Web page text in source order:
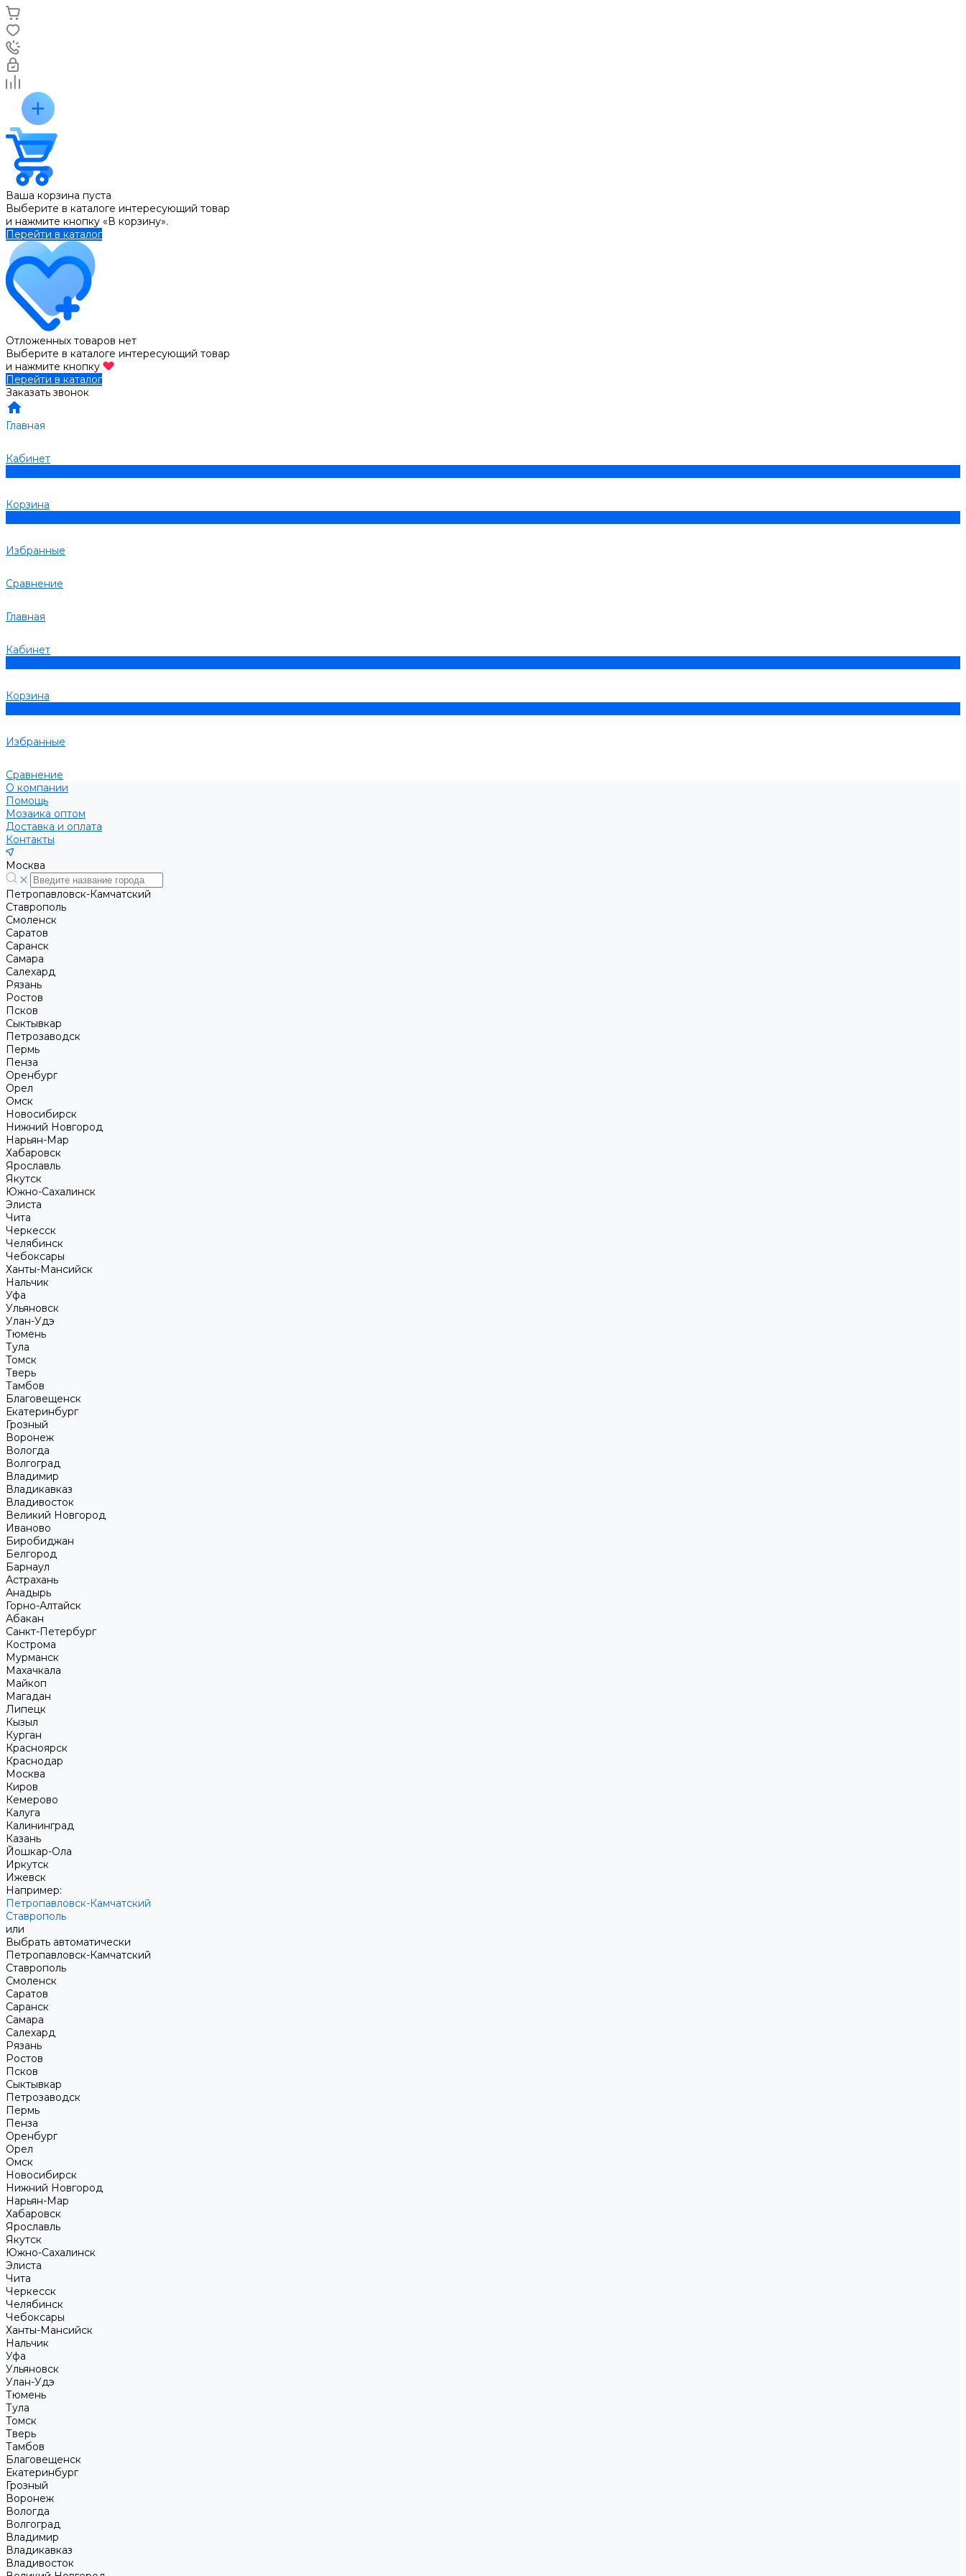
Ваша корзина пуста
Выберите в каталоге интересующий товар
и нажмите кнопку «В корзину».
Перейти в каталог
Отложенных товаров нет
Выберите в каталоге интересующий товар
и нажмите кнопку
Перейти в каталог
Заказать звонок
Главная
Кабинет
Корзина
Избранные
Сравнение
Главная
Кабинет
Корзина
Избранные
Сравнение
О компании
Помощь
Мозаика оптом
Доставка и оплата
Контакты
Москва
Петропавловск-Камчатский
Ставрополь
Смоленск
Саратов
Саранск
Самара
Салехард
Рязань
Ростов
Псков
Сыктывкар
Петрозаводск
Пермь
Пенза
Оренбург
Орел
Омск
Новосибирск
Нижний Новгород
Нарьян-Мар
Хабаровск
Ярославль
Якутск
Южно-Сахалинск
Элиста
Чита
Черкесск
Челябинск
Чебоксары
Ханты-Мансийск
Нальчик
Уфа
Ульяновск
Улан-Удэ
Тюмень
Тула
Томск
Тверь
Тамбов
Благовещенск
Екатеринбург
Грозный
Воронеж
Вологда
Волгоград
Владимир
Владикавказ
Владивосток
Великий Новгород
Иваново
Биробиджан
Белгород
Барнаул
Астрахань
Анадырь
Горно-Алтайск
Абакан
Санкт-Петербург
Кострома
Мурманск
Махачкала
Майкоп
Магадан
Липецк
Кызыл
Курган
Красноярск
Краснодар
Москва
Киров
Кемерово
Калуга
Калининград
Казань
Йошкар-Ола
Иркутск
Ижевск
Например:
Петропавловск-Камчатский
Ставрополь
или
Выбрать автоматически
Петропавловск-Камчатский
Ставрополь
Смоленск
Саратов
Саранск
Самара
Салехард
Рязань
Ростов
Псков
Сыктывкар
Петрозаводск
Пермь
Пенза
Оренбург
Орел
Омск
Новосибирск
Нижний Новгород
Нарьян-Мар
Хабаровск
Ярославль
Якутск
Южно-Сахалинск
Элиста
Чита
Черкесск
Челябинск
Чебоксары
Ханты-Мансийск
Нальчик
Уфа
Ульяновск
Улан-Удэ
Тюмень
Тула
Томск
Тверь
Тамбов
Благовещенск
Екатеринбург
Грозный
Воронеж
Вологда
Волгоград
Владимир
Владикавказ
Владивосток